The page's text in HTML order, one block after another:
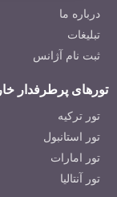
درباره ما
تبلیغات
ثبت نام آژانس
تورهای پرطرفدار
تور ترکیه
تور استانبول
تور امارات
تور آنتالیا